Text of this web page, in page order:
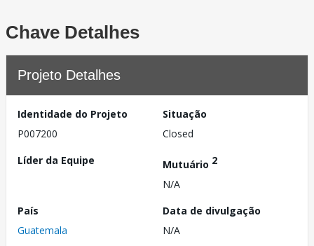
Chave Detalhes
Projeto Detalhes
Identidade do Projeto
P007200
Situação
Closed
Líder da Equipe
Mutuário 2
N/A
País
Guatemala
Data de divulgação
N/A